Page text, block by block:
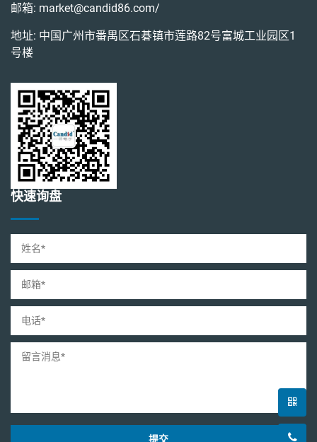
邮箱: market@candid86.com/
地址: 中国广州市番禺区石碁镇市莲路82号富城工业园区1
号楼
快速询盘
提交